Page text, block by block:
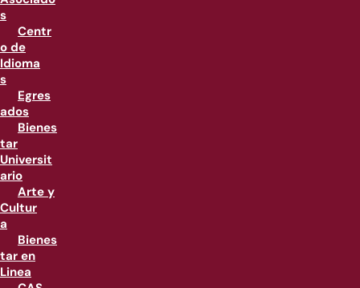
s
Centr
o de
Idioma
s
Egres
ados
Bienes
tar
Universit
ario
Arte y
Cultur
a
Bienes
tar en
Linea